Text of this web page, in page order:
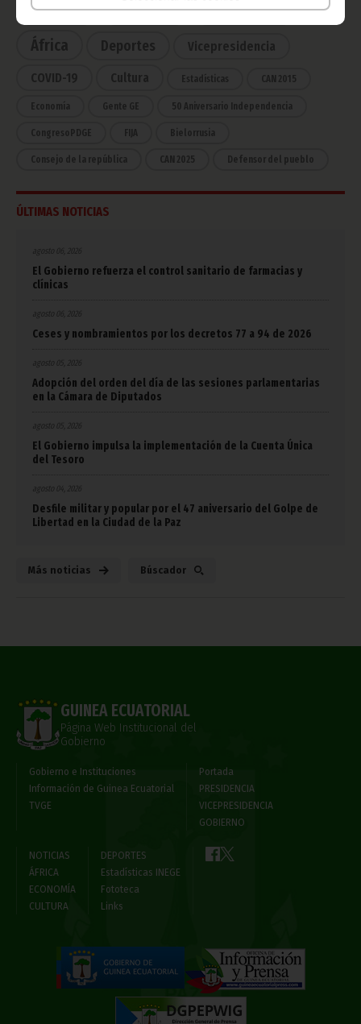
Noticias Gobierno
Presidencia
África
Deportes Vicepresidencia
COVID-19 Cultura Estadísticas CAN 2015
Economía Gente GE 50 Aniversario Independencia
CongresoPDGE FIJA Bielorrusia
Consejo de la república CAN 2025 Defensor del pueblo
ÚLTIMAS NOTICIAS
agosto 06, 2026
El Gobierno refuerza el control sanitario de farmacias y
clínicas
agosto 06, 2026
Ceses y nombramientos por los decretos 77 a 94 de 2026
agosto 05, 2026
Adopción del orden del día de las sesiones parlamentarias
en la Cámara de Diputados
agosto 05, 2026
El Gobierno impulsa la implementación de la Cuenta Única
del Tesoro
agosto 04, 2026
Desfile militar y popular por el 47 aniversario del Golpe de
Libertad en la Ciudad de la Paz
Más noticias Búscador
GUINEA ECUATORIAL
Página Web Institucional del
Gobierno
Gobierno e Instituciones
Información de Guinea Ecuatorial
TVGE
Portada
PRESIDENCIA
VICEPRESIDENCIA
GOBIERNO
NOTICIAS
ÁFRICA
ECONOMÍA
CULTURA
DEPORTES
Estadísticas INEGE
Fototeca
Links